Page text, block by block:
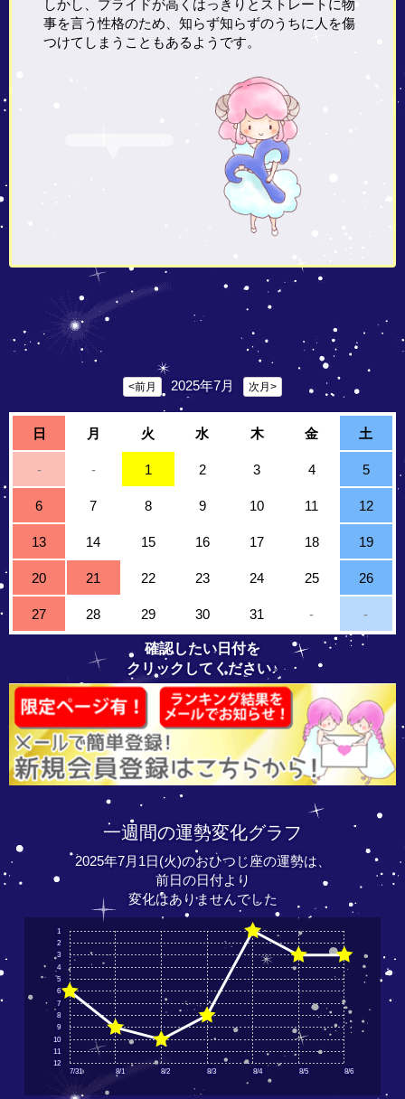
しかし、プライドが高くはっきりとストレートに物
事を言う性格のため、知らず知らずのうちに人を傷
つけてしまうこともあるようです。
<前月 2025年7月 次月>
日 月 火 水 木 金 土
- - 1 2 3 4 5
6 7 8 9 10 11 12
13 14 15 16 17 18 19
20 21 22 23 24 25 26
27 28 29 30 31 - -
確認したい日付を
クリックしてください♪
一週間の運勢変化グラフ
2025年7月1日(火)のおひつじ座の運勢は、
前日の日付より
変化はありませんでした
7/31 8/1 8/2 8/3 8/4 8/5 8/6
12
11
10
9
8
7
6
5
4
3
2
1